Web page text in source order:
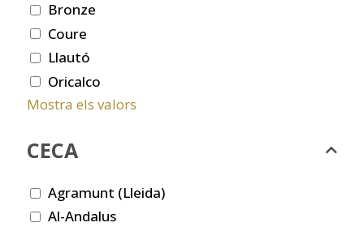
Bronze
Coure
Llautó
Oricalco
Mostra els valors
CECA
Agramunt (Lleida)
Al-Andalus